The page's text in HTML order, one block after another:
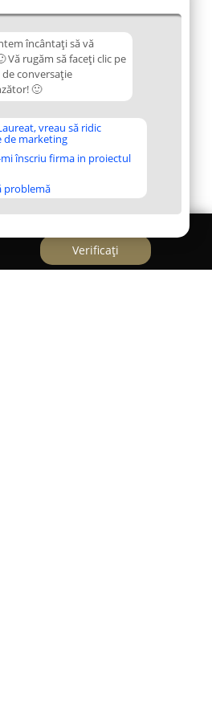
încântați să vă
Vă rugăm să faceți clic pe
conversație
🙂
vreau să ridic
de marketing
mi înscriu firma in proiectul
problemă
Verificați